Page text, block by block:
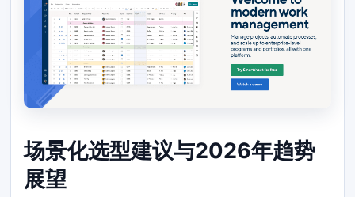
场景化选型建议与2026年趋势
展望